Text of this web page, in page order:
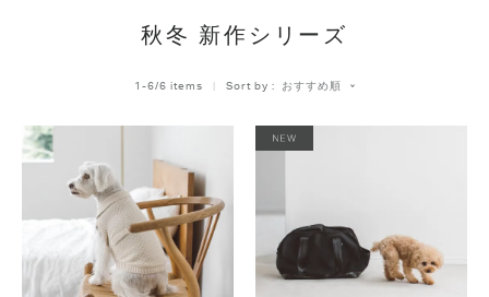
秋冬 新作シリーズ
1 -6/6 items Sort by おすすめ順